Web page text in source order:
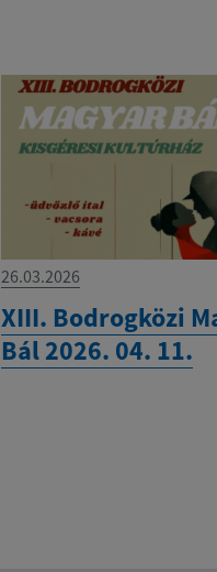
26.03.2026
XIII. Bodrogközi
Bál 2026. 04. 11.